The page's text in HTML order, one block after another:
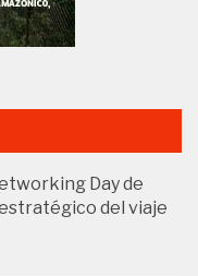
Day de
del viaje